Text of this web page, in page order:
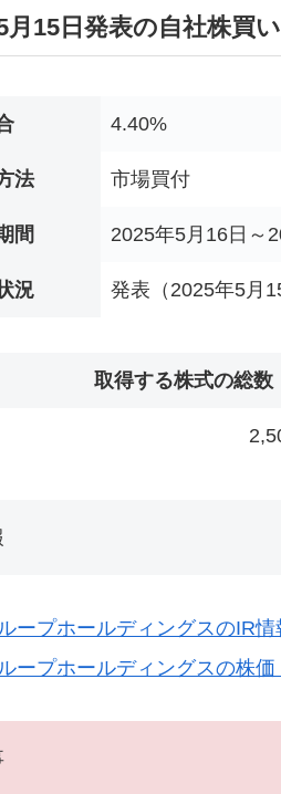
月15日発表の自社株買
4.40%
法 市場買付
間 2025年5月16日～
況 発表（2025年5月
取得する株式の総数
ープホールディングスのIR情
ープホールディングスの株